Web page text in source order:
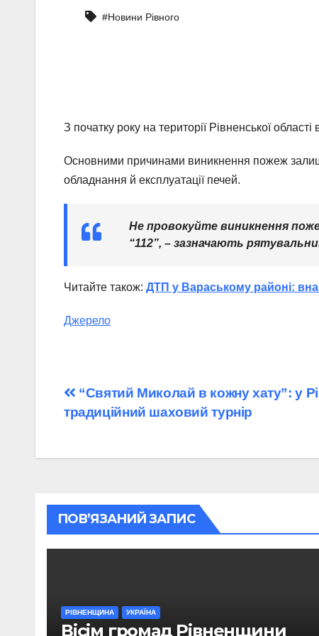
#Новини Рівного
З початку року на території Рівненської
Основними причинами виникнення пожеж
обладнання й експлуатації печей.
Не провокуйте виникнення
“112”, – зазначають
Читайте також: ДТП у Вараському районі:
Джерело
Навігація
записів
“Святий Миколай в кожну хату”: у
традиційний шаховий турнір
ПОВ’ЯЗАНИЙ ЗАПИС
РІВНЕНЩИНА УКРАЇНА
Вісім громад Рівненщини